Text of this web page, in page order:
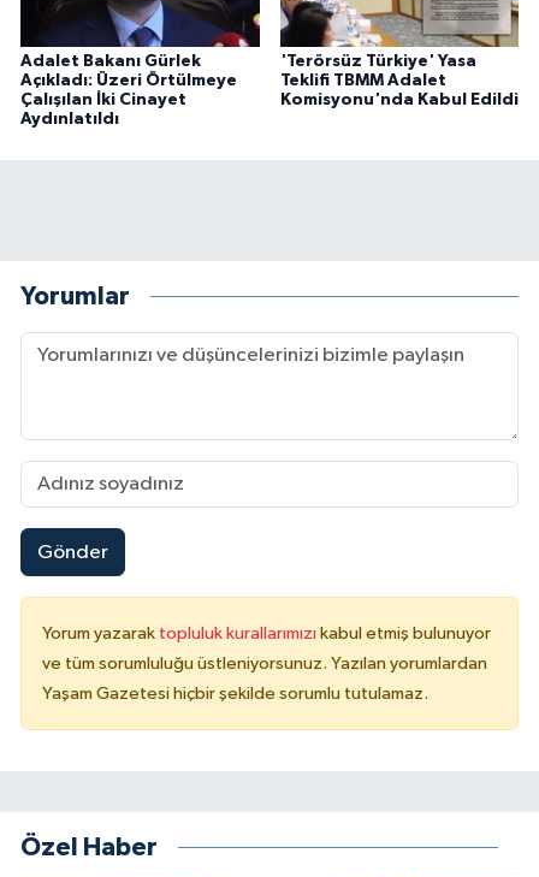
Adalet Bakanı Gürlek
Açıkladı: Üzeri Örtülmeye
Çalışılan İki Cinayet
Aydınlatıldı
'Terörsüz Türkiye' Yasa
Teklifi TBMM Adalet
Komisyonu'nda Kabul Edildi
Yorumlar
Gönder
Yorum yazarak topluluk kurallarımızı kabul etmiş bulunuyor
ve tüm sorumluluğu üstleniyorsunuz. Yazılan yorumlardan
Yaşam Gazetesi hiçbir şekilde sorumlu tutulamaz.
Özel Haber